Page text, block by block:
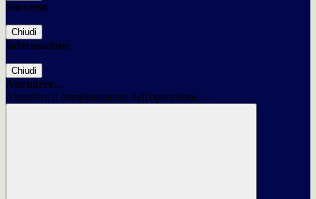
Successo
Chiudi
Informazione
Chiudi
Attendere...
Attendere il completamento dell'operazione...